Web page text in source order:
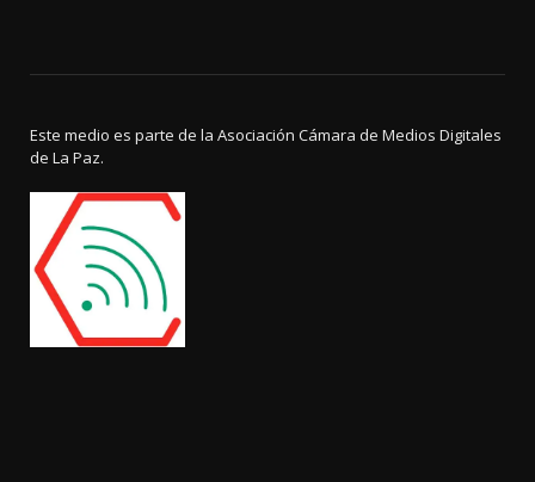
Este medio es parte de la Asociación Cámara de Medios Digitales
de La Paz.